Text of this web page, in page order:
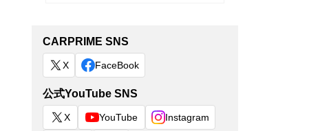
CARPRIME SNS
X FaceBook
公式YouTube SNS
X YouTube Instagram